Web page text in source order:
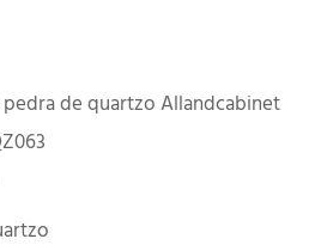
pedra de quartzo Allandcabinet